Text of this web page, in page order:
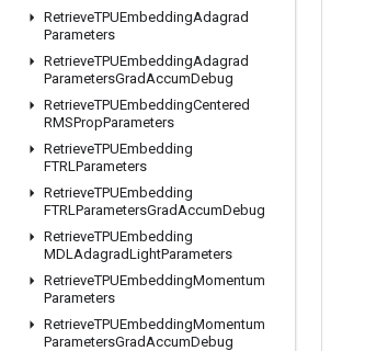
RetrieveTPUEmbeddingAdagrad
Parameters
RetrieveTPUEmbeddingAdagrad
ParametersGradAccumDebug
RetrieveTPUEmbeddingCentered
RMSPropParameters
RetrieveTPUEmbedding
FTRLParameters
RetrieveTPUEmbedding
FTRLParametersGradAccumDebug
RetrieveTPUEmbedding
MDLAdagradLightParameters
RetrieveTPUEmbeddingMomentum
Parameters
RetrieveTPUEmbeddingMomentum
ParametersGradAccumDebug